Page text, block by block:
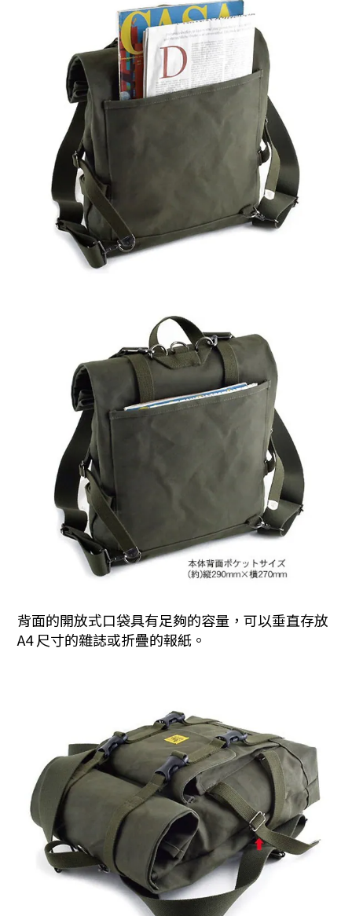
背面的開放式口袋具有足夠的容量，可以垂直存放
A4 尺寸的雜誌或折疊的報紙。